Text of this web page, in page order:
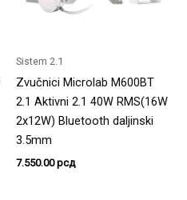
Sistem 2.1
Zvučnici Microlab M600BT
2.1 Aktivni 2.1 40W RMS(16W
2x12W) Bluetooth daljinski
3.5mm
7.550.00рсд